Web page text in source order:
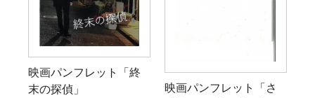
映画パンフレット「終
末の探偵」
映画パンフレット「さ